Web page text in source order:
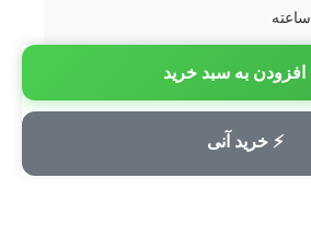
افزودن به سبد خرید
⚡ خرید آنی